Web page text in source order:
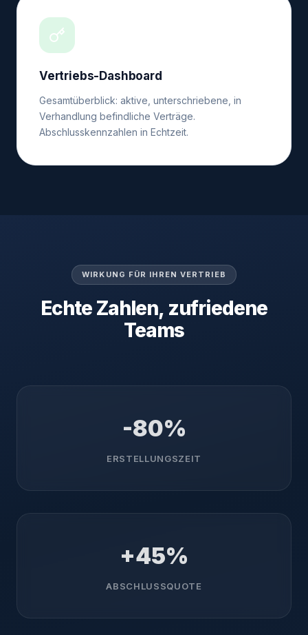
Vertriebs-Dashboard
Gesamtüberblick: aktive, unterschriebene, in
Verhandlung befindliche Verträge.
Abschlusskennzahlen in Echtzeit.
WIRKUNG FÜR IHREN VERTRIEB
Echte Zahlen, zufriedene
Teams
-80%
ERSTELLUNGSZEIT
+45%
ABSCHLUSSQUOTE